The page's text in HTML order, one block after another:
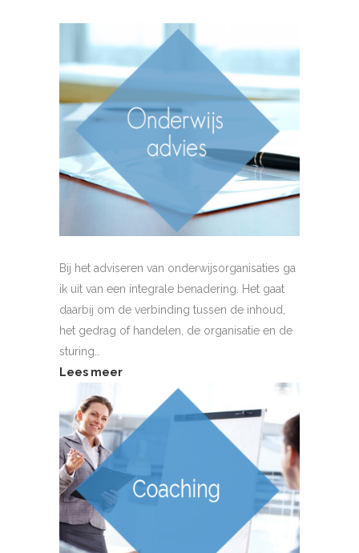
Bij het adviseren van onderwijsorganisaties ga
ik uit van een integrale benadering. Het gaat
daarbij om de verbinding tussen de inhoud,
het gedrag of handelen, de organisatie en de
sturing…
Lees meer